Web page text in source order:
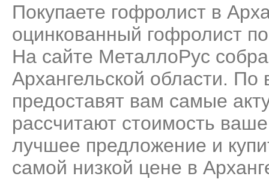
Покупаете гофролист в
оцинкованный гофролист
На сайте МеталлоРус
Архангельской области.
предоставят вам самые
рассчитают стоимость
лучшее предложение и
самой низкой цене в